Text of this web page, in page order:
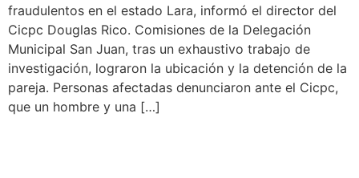
fraudulentos en el estado Lara, informó el director del
Cicpc Douglas Rico. Comisiones de la Delegación
Municipal San Juan, tras un exhaustivo trabajo de
investigación, lograron la ubicación y la detención de la
pareja. Personas afectadas denunciaron ante el Cicpc,
que un hombre y una […]